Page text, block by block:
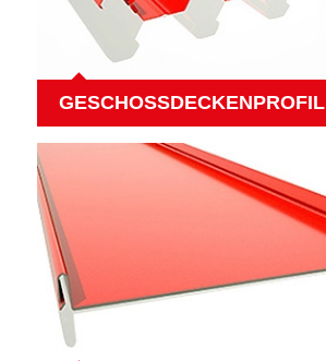
GESCHOSSDECKENPROFIL